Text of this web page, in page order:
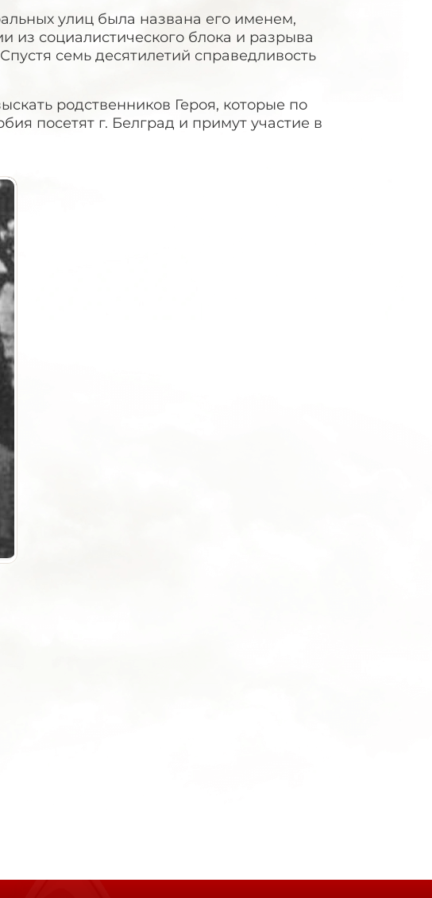
улиц была названа его именем,
из социалистического блока и разрыва
семь десятилетий справедливость
родственников Героя, которые по
посетят г. Белград и примут участие в